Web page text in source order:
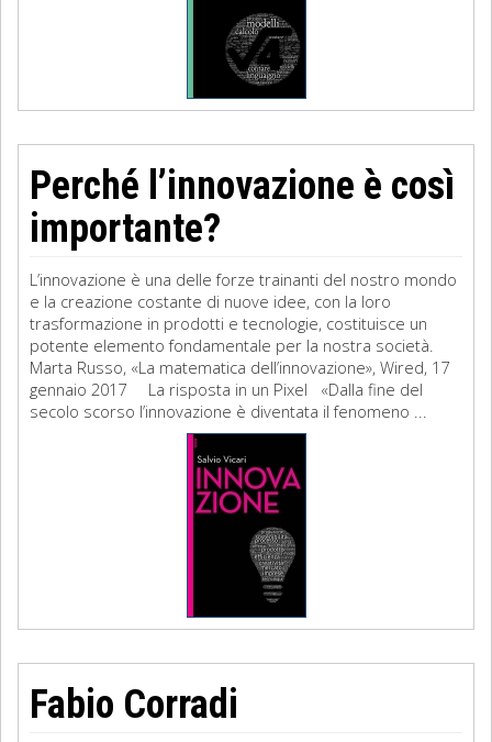
Perché l’innovazione è così
importante?
L’innovazione è una delle forze trainanti del nostro mondo
e la creazione costante di nuove idee, con la loro
trasformazione in prodotti e tecnologie, costituisce un
potente elemento fondamentale per la nostra società.
Marta Russo, «La matematica dell’innovazione», Wired, 17
gennaio 2017 La risposta in un Pixel «Dalla fine del
secolo scorso l’innovazione è diventata il fenomeno ...
Fabio Corradi